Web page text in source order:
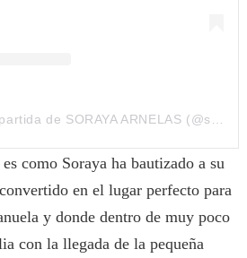
como Soraya ha bautizado a su
en el lugar perfecto para
y donde dentro de muy poco
con la llegada de la pequeña